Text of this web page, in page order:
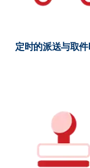
定时的派送与取